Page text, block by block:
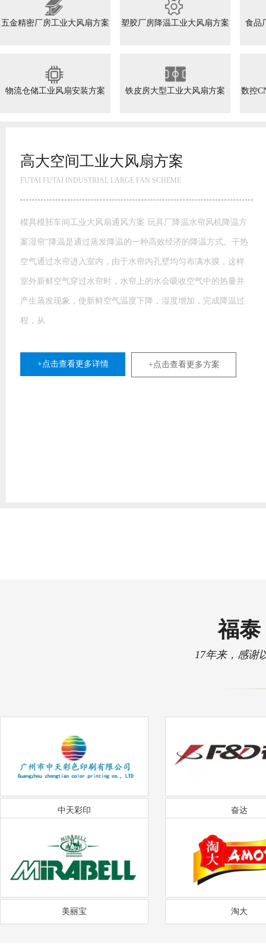
五金精密厂房工业大风扇方案 塑胶厂房降温工业大风扇方案 食品
物流仓储工业风扇安装方案 铁皮房大型工业大风扇方案 数控
高大空间工业大风扇方案
FUTAI FUTAI INDUSTRIAL LARGE FAN SCHEME
模具模胚车间工业大风扇通风方案 玩具厂降温水帘风机降温方
案湿帘”降温是通过蒸发降温的一种高效经济的降温方式。干热
空气通过水帘进入室内，由于水帘内孔壁均匀布满水膜，这样
室外新鲜空气穿过水帘时，水帘上的水会吸收空气中的热量并
产生蒸发现象，使新鲜空气温度下降，湿度增加，完成降温过
程，从
+点击查看更多详情 +点击查看更多方案
福泰
17年来，感谢
中天彩印 奋达
美丽宝 淘大